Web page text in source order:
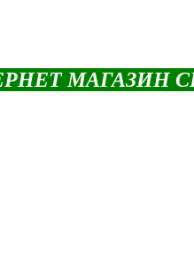
МАГАЗИН